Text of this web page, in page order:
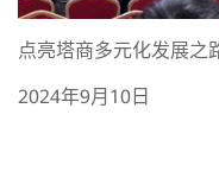
点亮塔商多元化发展之
2024年9月10日